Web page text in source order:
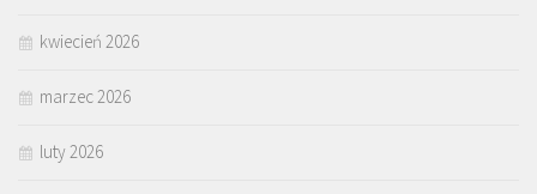
kwiecień 2026
marzec 2026
luty 2026